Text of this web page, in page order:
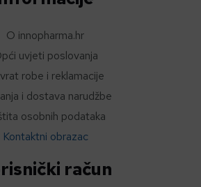
O innopharma.hr
uvjeti poslovanja
robe i reklamacije
i dostava narudžbe
osobnih podataka
Kontaktni obrazac
račun